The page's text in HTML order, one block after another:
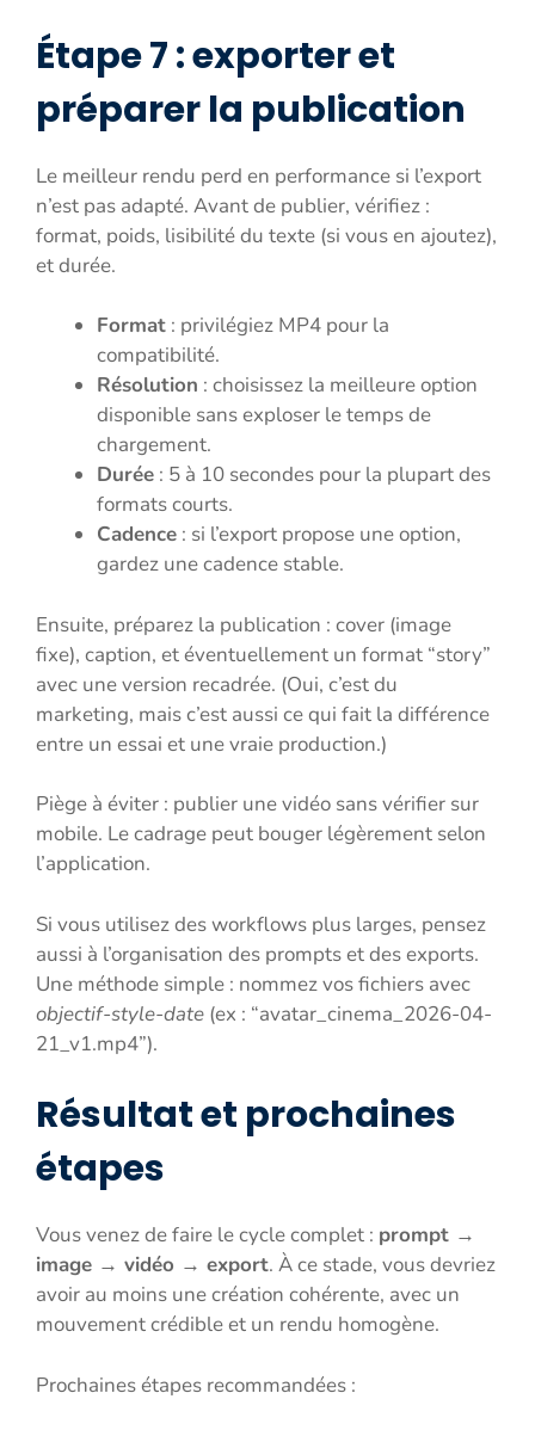
Étape 7 : exporter et
préparer la publication
Le meilleur rendu perd en performance si l’export
n’est pas adapté. Avant de publier, vérifiez :
format, poids, lisibilité du texte (si vous en ajoutez),
et durée.
Format : privilégiez MP4 pour la
compatibilité.
Résolution : choisissez la meilleure option
disponible sans exploser le temps de
chargement.
Durée : 5 à 10 secondes pour la plupart des
formats courts.
Cadence : si l’export propose une option,
gardez une cadence stable.
Ensuite, préparez la publication : cover (image
fixe), caption, et éventuellement un format “story”
avec une version recadrée. (Oui, c’est du
marketing, mais c’est aussi ce qui fait la différence
entre un essai et une vraie production.)
Piège à éviter : publier une vidéo sans vérifier sur
mobile. Le cadrage peut bouger légèrement selon
l’application.
Si vous utilisez des workflows plus larges, pensez
aussi à l’organisation des prompts et des exports.
Une méthode simple : nommez vos fichiers avec
objectif-style-date (ex : “avatar_cinema_2026-04-
21_v1.mp4”).
Résultat et prochaines
étapes
Vous venez de faire le cycle complet : prompt →
image → vidéo → export. À ce stade, vous devriez
avoir au moins une création cohérente, avec un
mouvement crédible et un rendu homogène.
Prochaines étapes recommandées :